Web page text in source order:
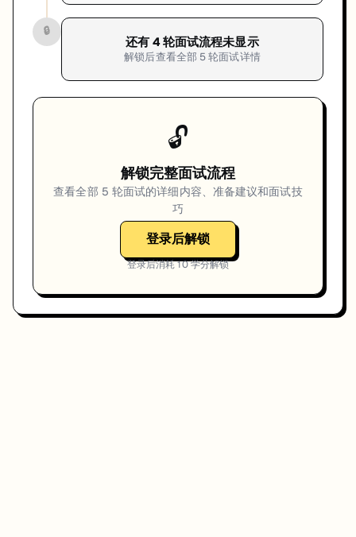
🔒
还有 4轮面试流程未显示
解锁后查看全部 5轮面试详情
🔓
解锁完整面试流程
查看全部 5 轮面试的详细内容、准备建议和面试技
巧
登录后解锁
登录后消耗10学分解锁